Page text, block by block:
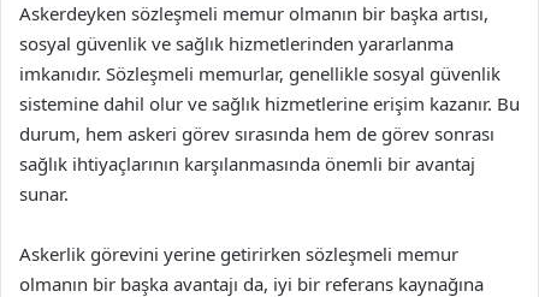
Askerdeyken sözleşmeli memur olmanın bir başka artısı,
sosyal güvenlik ve sağlık hizmetlerinden yararlanma
imkanıdır. Sözleşmeli memurlar, genellikle sosyal güvenlik
sistemine dahil olur ve sağlık hizmetlerine erişim kazanır. Bu
durum, hem askeri görev sırasında hem de görev sonrası
sağlık ihtiyaçlarının karşılanmasında önemli bir avantaj
sunar.
Askerlik görevini yerine getirirken sözleşmeli memur
olmanın bir başka avantajı da, iyi bir referans kaynağına